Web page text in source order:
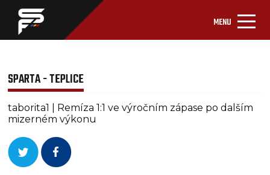
MENU
SPARTA - TEPLICE
taborita1 | Remíza 1:1 ve výročním zápase po dalším
mizerném výkonu